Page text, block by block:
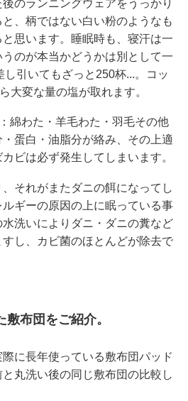
のランニングウェアをうっかり
、柄ではない白い粉のようなも
思います。睡眠時も、寝汗は一
のが本当かどうかは別として一
引いてもざっと250杯...。コッ
大変な量の塩が取れます。
綿わた・羊毛わた・羽毛その他
蛋白・油脂分が絡み、その上適
ビは必ず発生してしまいます。
それがまたダニの餌になってし
ギーの原因の上に眠っている事
洗いによりダニ・ダニの糞など
し、カビ菌のほとんどが除去で
布団をご紹介。
に長年使っている敷布団パッド
丸洗い後の同じ敷布団の比較し